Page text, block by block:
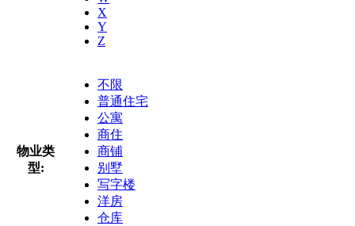
X
Y
Z
物业类
型:
不限
普通住宅
公寓
商住
商铺
别墅
写字楼
洋房
仓库